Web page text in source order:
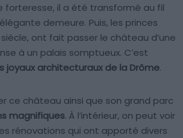
forteresse, il a été transformé au fil
demeure. Puis, les princes
siècle, ont fait passer le château d’une
à un palais somptueux. C’est
joyaux architecturaux de la Drôme.
ce château ainsi que son grand parc
magnifiques. À l’intérieur, on peut voir
rénovations qui ont apporté divers